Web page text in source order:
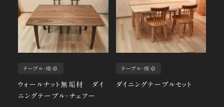
テーブル・座卓
ウォールナット無垢材 ダイ
ニングテーブル・チェアー
テーブル・座卓
ダイニングテーブルセット